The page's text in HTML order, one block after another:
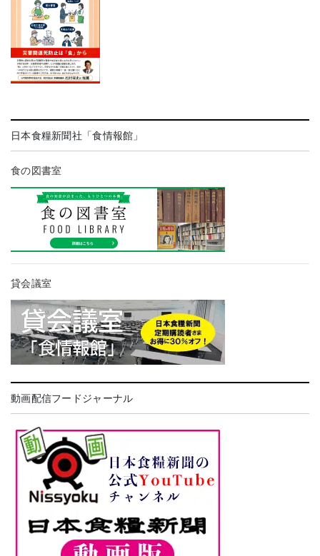
日本食糧新聞社「食情報館」
食の図書室
貸会議室
動画配信フードジャーナル